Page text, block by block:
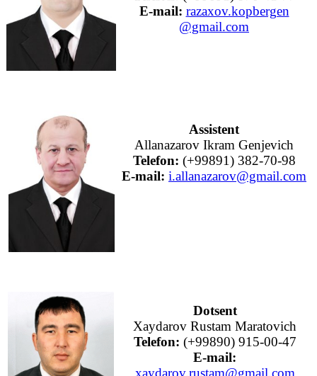
E-mail: razaxov.kopbergen
@gmail.com
Assistent
Allanazarov Ikram Genjevich
Telefon: (+99891) 382-70-98
E-mail: i.allanazarov@gmail.com
Dotsent
Xaydarov Rustam Maratovich
Telefon: (+99890) 915-00-47
E-mail: